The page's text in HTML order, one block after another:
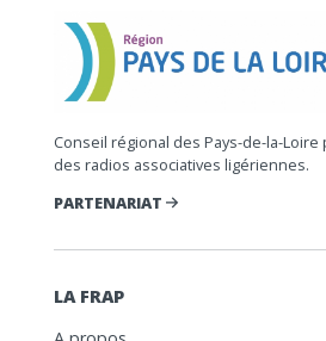
Conseil régional des Pays-de-la-
des radios associatives ligériennes.
PARTENARIAT
LA FRAP